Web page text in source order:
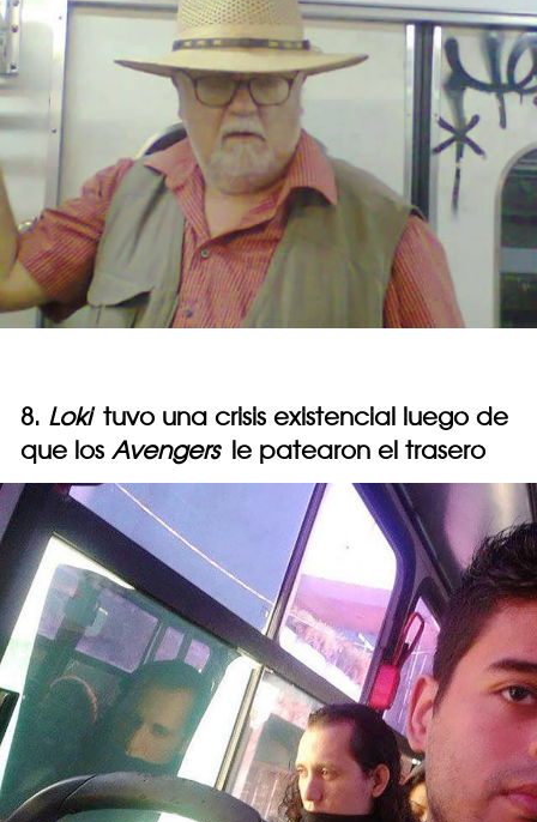
8. Lokituvo una crisis existencial luego de
que los Avengers le patearon el trasero